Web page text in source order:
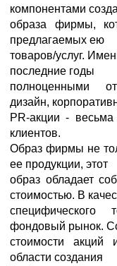
компонентами
образа фирмы,
предлагаемых ею
товаров/услуг.
последние годы
полноценными
дизайн,
PR-акции -
клиентов.
Образ фирмы не
ее продукции, этот
образ обладает
стоимостью. В
фондовый рынок.
стоимости
области создания